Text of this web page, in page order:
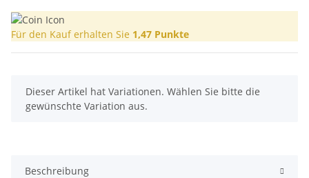
Für den Kauf erhalten Sie 1,47 Punkte
x
Dieser Artikel hat Variationen. Wählen Sie bitte die
gewünschte Variation aus.
Beschreibung